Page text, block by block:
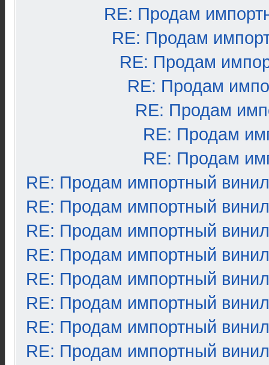
RE: Продам
RE: Продам
RE: Продам
RE: Продам
RE: Продам
RE: Продам
RE: Продам
RE: Продам импортный винил
RE: Продам импортный винил
RE: Продам импортный винил
RE: Продам импортный винил
RE: Продам импортный винил
RE: Продам импортный винил
RE: Продам импортный винил
RE: Продам импортный винил